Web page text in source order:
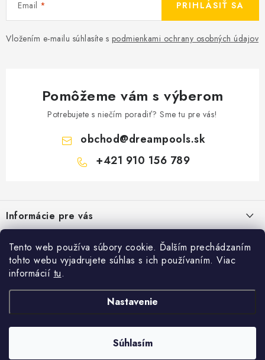
Tento web používa súbory cookie. Ďalším prechádzaním
tohto webu vyjadrujete súhlas s ich používaním. Viac
informácií tu.
Nastavenie
Súhlasím
Email
Vložením e-mailu súhlasíte s podmienkami ochrany osobných údajov
PRIHLÁSIŤ SA
Pomôžeme vám s výberom
Potrebujete s niečím poradiť? Sme tu pre vás!
obchod@dreampools.sk
+421 910 156 789
p
ä
Informácie pre vás
Reklamačný poriadok
FORMULÁRE - Odstúpenie od zmluvy / reklamácia
Ako nakupovať
Facebook
Prihlásenie
Heslo
Vytvoril Shoptet